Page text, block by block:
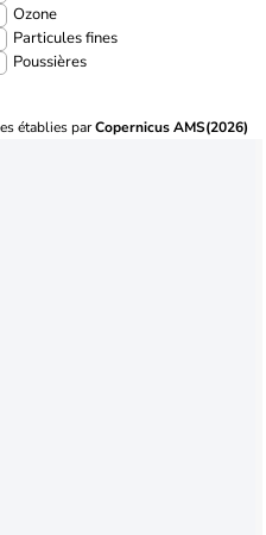
Ozone
Particules fines
Poussières
établies parCopernicus AMS(2026)